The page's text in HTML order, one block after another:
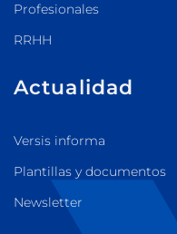
Profesionales
RRHH
Actualidad
Versis informa
Plantillas y documentos
Newsletter